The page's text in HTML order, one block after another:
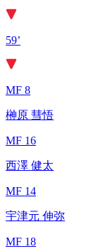
59’
MF 8
榊原 彗悟
MF 16
西澤 健太
MF 14
宇津元 伸弥
MF 18